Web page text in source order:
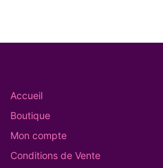
Accueil
Boutique
Mon compte
Conditions de Vente